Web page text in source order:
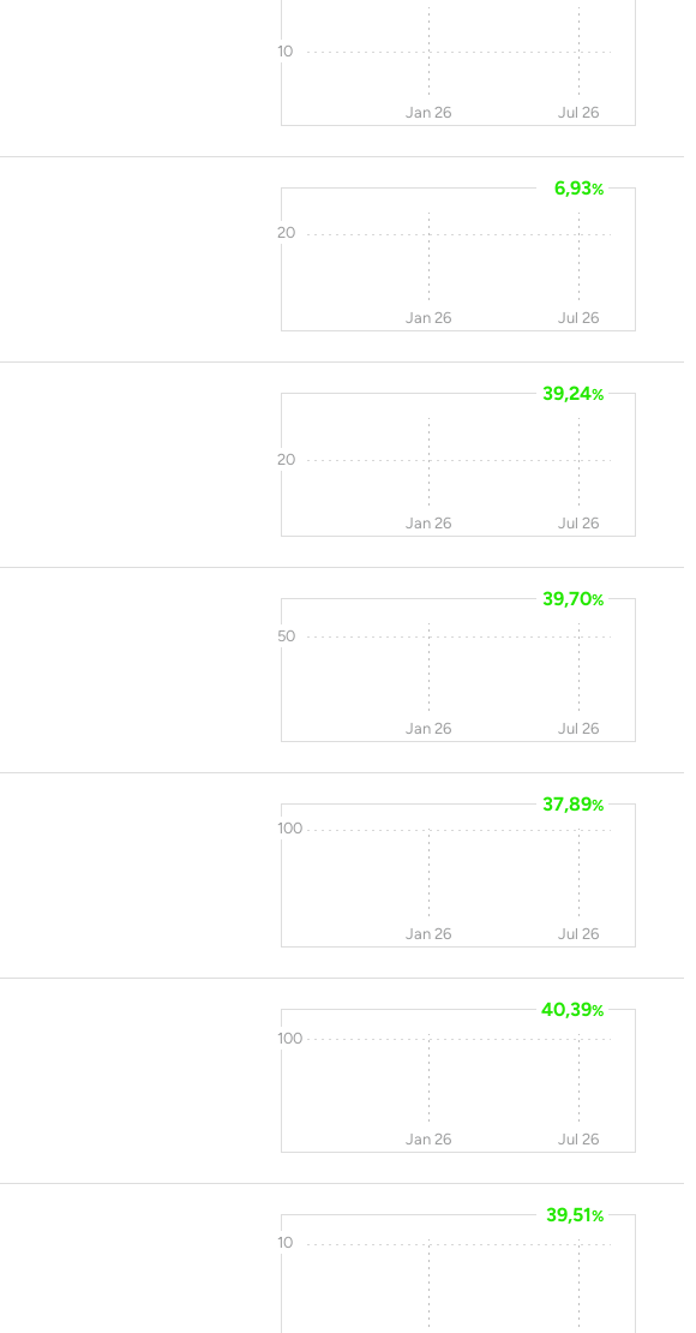
10
Jan 26 Jul 26
6,93%
20
Jan 26 Jul 26
39,24%
20
Jan 26 Jul 26
39,70%
50
Jan 26 Jul 26
37,89%
100
Jan 26 Jul 26
40,39%
100
Jan 26 Jul 26
39,51%
10